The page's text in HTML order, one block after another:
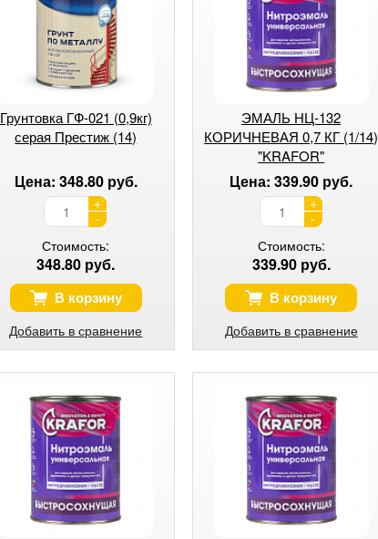
Грунтовка ГФ-021 (0,9кг)
серая Престиж (14)
Цена: 348.80 руб.
+
-
Стоимость:
348.80 руб.
В корзину
Добавить в сравнение
ЭМАЛЬ НЦ-132
КОРИЧНЕВАЯ 0,7 КГ (1/14)
"KRAFOR"
Цена: 339.90 руб.
+
-
Стоимость:
339.90 руб.
В корзину
Добавить в сравнение